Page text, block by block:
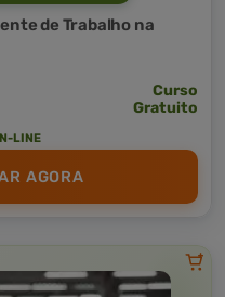
de Trabalho na
Curso
Gratuito
LINE
AGORA